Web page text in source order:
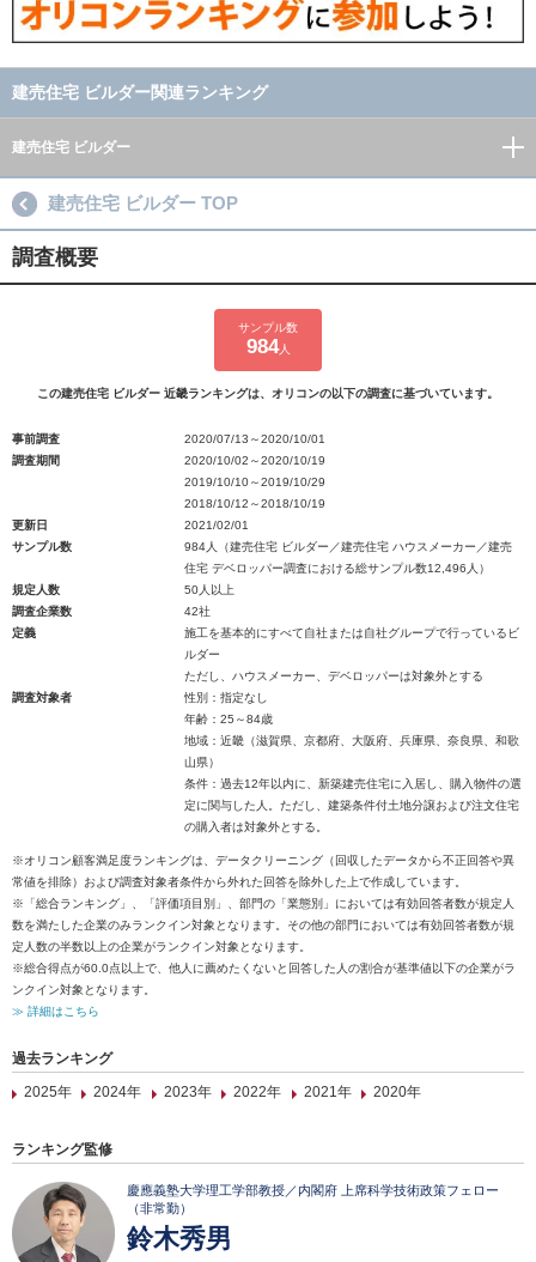
建売住宅 ビルダー関連ランキング
建売住宅 ビルダー
建売住宅 ビルダー TOP
調査概要
サンプル数
984人
この建売住宅 ビルダー 近畿ランキングは、オリコンの以下の調査に基づいています。
事前調査
2020/07/13～2020/10/01
調査期間
2020/10/02～2020/10/19
2019/10/10～2019/10/29
2018/10/12～2018/10/19
更新日
2021/02/01
サンプル数
984人（建売住宅 ビルダー／建売住宅 ハウスメーカー／建売
住宅 デベロッパー調査における総サンプル数12,496人）
規定人数
50人以上
調査企業数
42社
定義
施工を基本的にすべて自社または自社グループで行っているビ
ルダー
ただし、ハウスメーカー、デベロッパーは対象外とする
調査対象者
性別：指定なし
年齢：25～84歳
地域：近畿（滋賀県、京都府、大阪府、兵庫県、奈良県、和歌
山県）
条件：過去12年以内に、新築建売住宅に入居し、購入物件の選
定に関与した人。ただし、建築条件付土地分譲および注文住宅
の購入者は対象外とする。
※オリコン顧客満足度ランキングは、データクリーニング（回収したデータから不正回答や異
常値を排除）および調査対象者条件から外れた回答を除外した上で作成しています。
※「総合ランキング」、「評価項目別」、部門の「業態別」においては有効回答者数が規定人
数を満たした企業のみランクイン対象となります。その他の部門においては有効回答者数が規
定人数の半数以上の企業がランクイン対象となります。
※総合得点が60.0点以上で、他人に薦めたくないと回答した人の割合が基準値以下の企業がラ
ンクイン対象となります。
≫ 詳細はこちら
過去ランキング
2025年
2024年 2023年 2022年 2021年 2020年
ランキング監修
慶應義塾大学理工学部教授／内閣府 上席科学技術政策フェロー
（非常勤）
鈴木秀男